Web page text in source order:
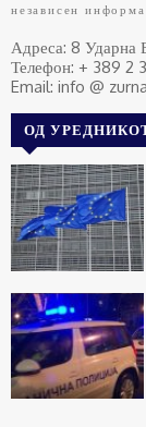
независен
Адреса: 8 Ударна
Телефон: + 389 2
Email: info @
ОД